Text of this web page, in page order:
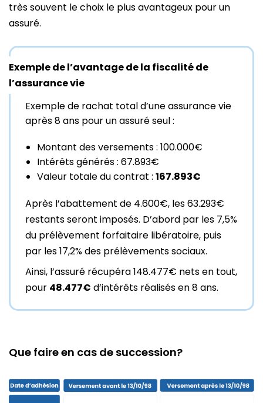
très souvent le choix le plus avantageux pour un
assuré.
Exemple de l’avantage de la fiscalité de
l’assurance vie
Exemple de rachat total d’une assurance vie
après 8 ans pour un assuré seul :
Montant des versements : 100.000€
Intérêts générés : 67.893€
Valeur totale du contrat : 167.893€
Après l’abattement de 4.600€, les 63.293€
restants seront imposés. D’abord par les 7,5%
du prélèvement forfaitaire libératoire, puis
par les 17,2% des prélèvements sociaux.
Ainsi, l’assuré récupéra 148.477€ nets en tout,
pour 48.477€ d’intérêts réalisés en 8 ans.
Que faire en cas de succession?